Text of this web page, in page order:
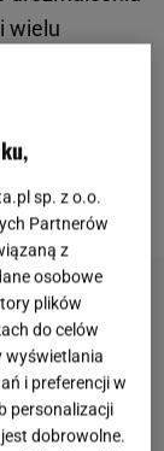
wielu
że
suszone
sp. z o.o.
Partnerów
z
osobowe
plików
do celów
wyświetlania
i preferencji w
personalizacji
dobrowolne.